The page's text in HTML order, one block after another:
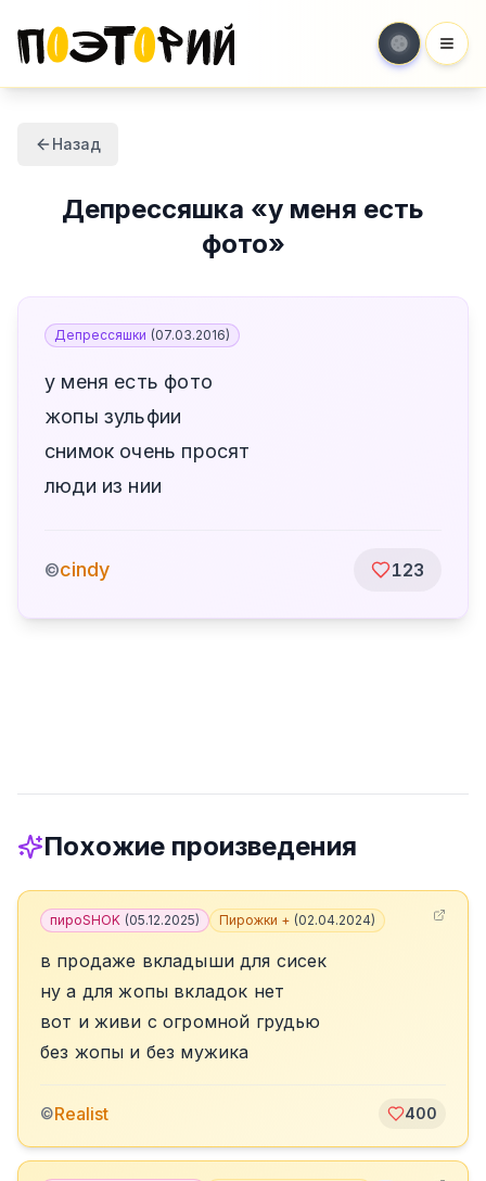
Назад
Депрессяшка «у меня есть
фото»
Депрессяшки (07.03.2016)
у меня есть фото
жопы зульфии
снимок очень просят
люди из нии
©cindy 123
Похожие произведения
пироSHOK (05.12.2025) Пирожки + (02.04.2024)
в продаже вкладыши для сисек
ну а для жопы вкладок нет
вот и живи с огромной грудью
без жопы и без мужика
©Realist 400